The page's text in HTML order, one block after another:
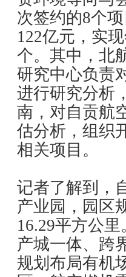
次签约的8个
122亿元，实
个。其中，北
研究中心负责
进行研究分析
南，对自贡航
估分析，组织
相关项目。
记者了解到，
产业园，园区
16.29平方公
产城一体、跨
规划布局有机